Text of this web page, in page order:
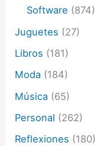
Software (874)
Juguetes (27)
Libros (181)
Moda (184)
Música (65)
Personal (262)
Reflexiones (180)